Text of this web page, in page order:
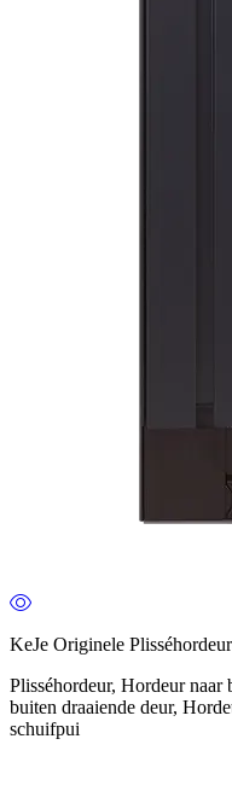
KeJe Originele Plisséhordeur
Plisséhordeur, Hordeur naar
buiten draaiende deur,
schuifpui